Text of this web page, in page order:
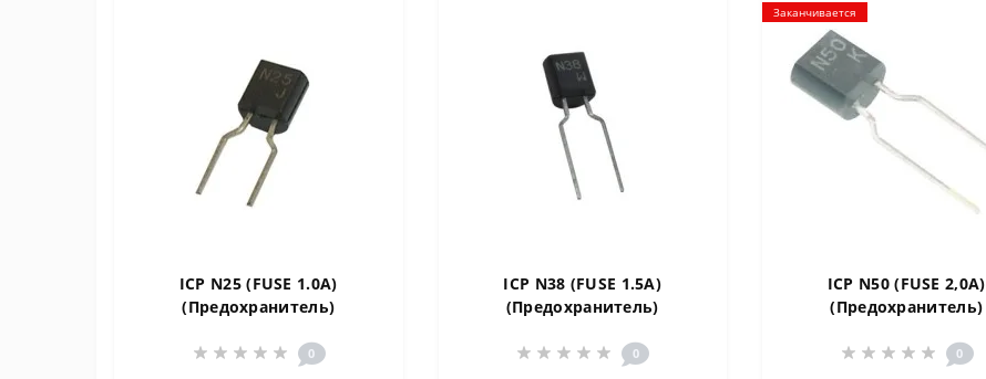
ICP N25 (FUSE 1.0A)
(Пpедохpанитель)
0
ICP N38 (FUSE 1.5A)
(Пpедохpанитель)
0
Заканчивается
ICP N50 (FUSE 2,0A)
(Предохранитель)
0